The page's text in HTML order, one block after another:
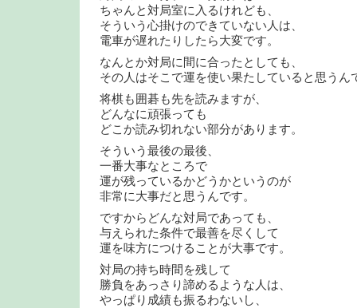
ちゃんと対局室に入るけれども、
そういう心掛けのできていない人は、
電車が遅れたりしたら大変です。
なんとか対局に間に合ったとしても、
その人はそこで運を使い果たしていると思うん
将棋も囲碁も先を読みますが、
どんなに頑張っても
どこか読み切れない部分があります。
そういう最後の最後、
一番大事なところで
運が残っているかどうかというのが
非常に大事だと思うんです。
ですからどんな対局であっても、
与えられた条件で最善を尽くして
運を味方につけることが大事です。
対局の持ち時間を残して
勝負をあっさり諦めるような人は、
やっぱり成績も振るわないし、